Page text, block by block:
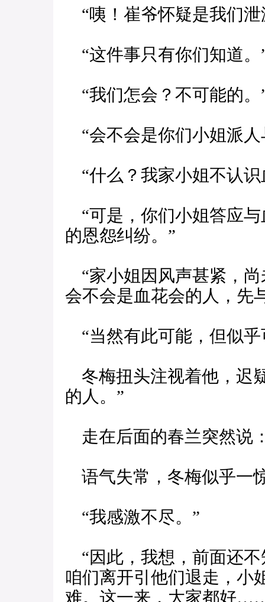
“咦！崔爷怀疑是我们泄
“这件事只有你们知道。
“我们怎会？不可能的。
“会不会是你们小姐派
“什么？我家小姐不认识
“可是，你们小姐答应
的恩怨纠纷。”
“家小姐因风声甚紧，
会不会是血花会的人，先
“当然有此可能，但似乎
冬梅扭头注视着他，迟
的人。”
走在后面的春兰突然说
语气失常，冬梅似乎一
“我感激不尽。”
“因此，我想，前面还
咱们离开引他们退走，小
难。这一来，大家都好